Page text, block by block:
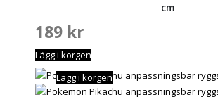
cm
189 kr
Lägg i korgen
Lägg i korgen